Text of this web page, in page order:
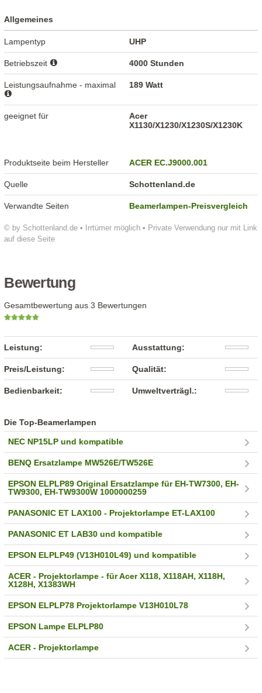
© by Schottenland.de • Irrtümer möglich • Private Verwendung nur mit Link
auf diese Seite
Allgemeines
Lampentyp UHP
Betriebszeit 4000 Stunden
Leistungsaufnahme - maximal 189 Watt
geeignet für
Acer
X1130/X1230/X1230S/X1230K
Produktseite beim Hersteller ACER EC.J9000.001
Quelle Schottenland.de
Verwandte Seiten Beamerlampen-Preisvergleich
Bewertung
Gesamtbewertung aus 3 Bewertungen
Leistung: Ausstattung:
Preis/Leistung: Qualität:
Bedienbarkeit: Umweltverträgl.:
Die Top-Beamerlampen
NEC NP15LP und kompatible
BENQ Ersatzlampe MW526E/TW526E
EPSON ELPLP89 Original Ersatzlampe für EH-TW7300, EH-
TW9300, EH-TW9300W 1000000259
PANASONIC ET LAX100 - Projektorlampe ET-LAX100
PANASONIC ET LAB30 und kompatible
EPSON ELPLP49 (V13H010L49) und kompatible
ACER - Projektorlampe - für Acer X118, X118AH, X118H,
X128H, X1383WH
EPSON ELPLP78 Projektorlampe V13H010L78
EPSON Lampe ELPLP80
ACER - Projektorlampe